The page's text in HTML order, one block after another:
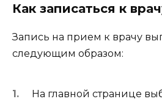
Как записаться к
Запись на прием к врачу
следующим образом:
На главной странице